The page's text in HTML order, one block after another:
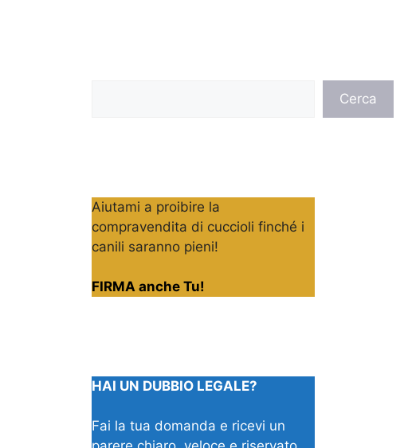
Cerca
Aiutami a proibire la
compravendita di cuccioli finché i
canili saranno pieni!
FIRMA anche Tu!
HAI UN DUBBIO LEGALE?
Fai la tua domanda e ricevi un